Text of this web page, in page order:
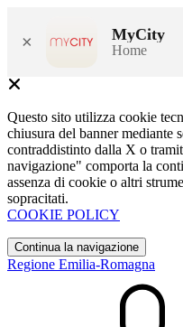
× MyCity
Home
Questo sito utilizza cookie
chiusura del banner mediante
contraddistinto dalla X o
navigazione" comporta la
assenza di cookie o altri
sopracitati.
COOKIE POLICY
Continua la navigazione
Regione Emilia-Romagna